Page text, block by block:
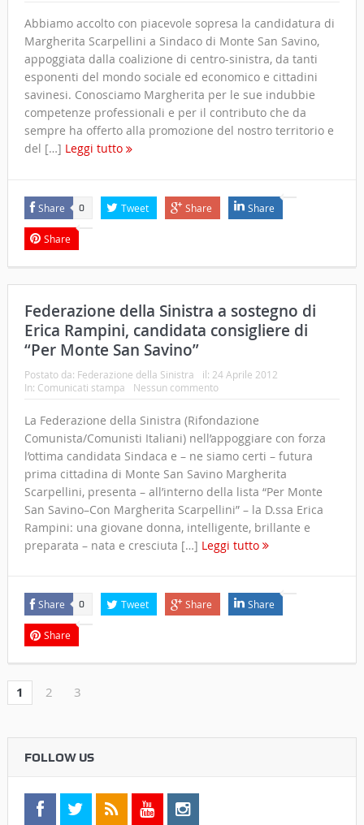
Abbiamo accolto con piacevole sopresa la candidatura di
Margherita Scarpellini a Sindaco di Monte San Savino,
appoggiata dalla coalizione di centro-sinistra, da tanti
esponenti del mondo sociale ed economico e cittadini
savinesi. Conosciamo Margherita per le sue indubbie
competenze professionali e per il contributo che da
sempre ha offerto alla promozione del nostro territorio e
del […] Leggi tutto
Share 0 Tweet Share Share
Share
Federazione della Sinistra a sostegno di
Erica Rampini, candidata consigliere di
“Per Monte San Savino”
Postato da: Federazione della Sinistra il: 24 Aprile 2012
In: Comunicati stampa Nessun commento
La Federazione della Sinistra (Rifondazione
Comunista/Comunisti Italiani) nell’appoggiare con forza
l’ottima candidata Sindaca e – ne siamo certi – futura
prima cittadina di Monte San Savino Margherita
Scarpellini, presenta – all’interno della lista “Per Monte
San Savino–Con Margherita Scarpellini” – la D.ssa Erica
Rampini: una giovane donna, intelligente, brillante e
preparata – nata e cresciuta […] Leggi tutto
Share 0 Tweet Share Share
Share
1 2 3
FOLLOW US